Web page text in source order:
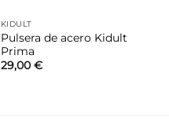
KIDULT
Pulsera de acero Kidult
Prima
29,00 €